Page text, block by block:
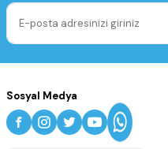
Sosyal Medya